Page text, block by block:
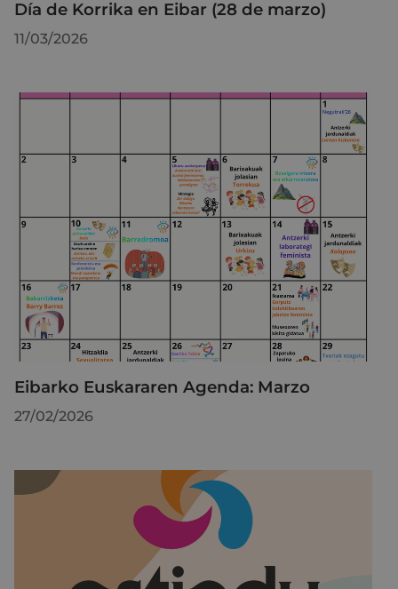
Día de Korrika en Eibar (28 de marzo)
11/03/2026
Eibarko Euskararen Agenda: Marzo
27/02/2026